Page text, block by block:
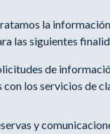
la
las siguientes
de
con los servicios de
y